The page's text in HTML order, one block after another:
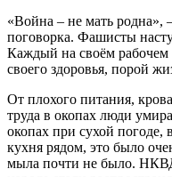
«Война – не мать родна»,
поговорка. Фашисты
Каждый на своём рабочем
своего здоровья, порой
От плохого питания,
труда в окопах люди
окопах при сухой погоде,
кухня рядом, это было
мыла почти не было.